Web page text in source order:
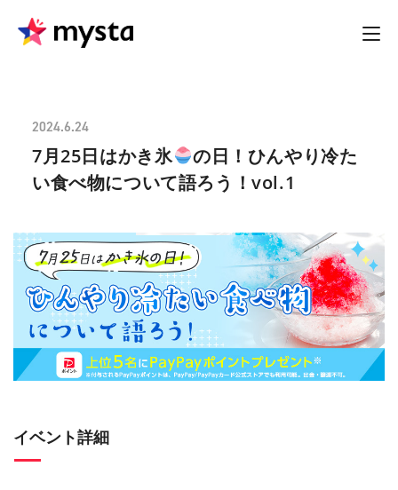
2024.6.24
7月25日はかき氷
の日！ひんやり冷た
い食べ物について語ろう！vol.1
イベント詳細